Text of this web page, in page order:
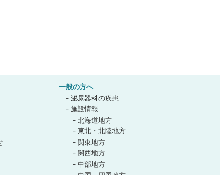
一般の方へ
泌尿器科の疾患
施設情報
北海道地方
東北・北陸地方
関東地方
関西地方
中部地方